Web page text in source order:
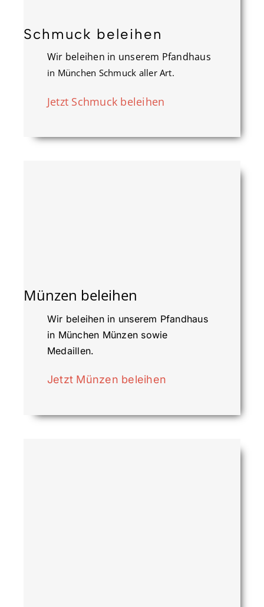
Schmuck beleihen
Wir beleihen in unserem Pfandhaus
in München Schmuck aller Art.
Jetzt Schmuck beleihen
Münzen beleihen
Wir beleihen in unserem Pfandhaus
in München Münzen sowie
Medaillen.
Jetzt Münzen beleihen